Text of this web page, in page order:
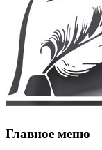
Главное меню